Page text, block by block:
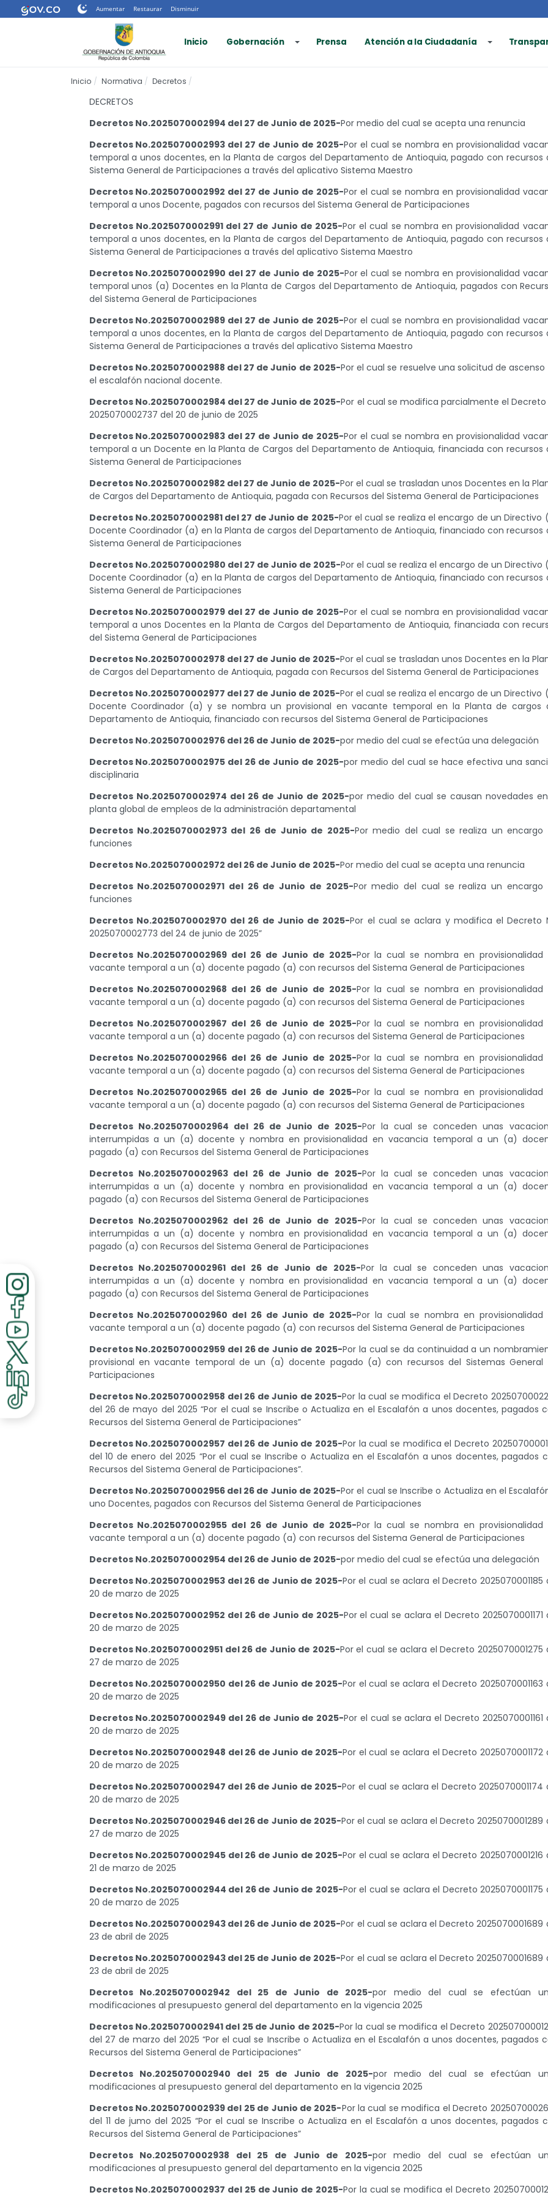
Nota:
este
Aumentar Restaurar Disminuir
Inicio Gobernación Prensa Atención a la Ciudadanía
Inicio Normativa Decretos
DECRETOS
Decretos No.2025070002994 del 27 de Junio de 2025-Por medio del cual se acepta una renuncia
Decretos No.2025070002993 del 27 de Junio de 2025-Por el cual se nombra en provisionalidad
temporal a unos docentes, en la Planta de cargos del Departamento de Antioquia, pagado con recursos
Sistema General de Participaciones a través del aplicativo Sistema Maestro
Decretos No.2025070002992 del 27 de Junio de 2025-Por el cual se nombra en provisionalidad
temporal a unos Docente, pagados con recursos del Sistema General de Participaciones
Decretos No.2025070002991 del 27 de Junio de 2025-Por el cual se nombra en provisionalidad
temporal a unos docentes, en la Planta de cargos del Departamento de Antioquia, pagado con recursos
Sistema General de Participaciones a través del aplicativo Sistema Maestro
Decretos No.2025070002990 del 27 de Junio de 2025-Por el cual se nombra en provisionalidad
temporal unos (a) Docentes en la Planta de Cargos del Departamento de Antioquia, pagados con
del Sistema General de Participaciones
Decretos No.2025070002989 del 27 de Junio de 2025-Por el cual se nombra en provisionalidad
temporal a unos docentes, en la Planta de cargos del Departamento de Antioquia, pagado con recursos
Sistema General de Participaciones a través del aplicativo Sistema Maestro
Decretos No.2025070002988 del 27 de Junio de 2025-Por el cual se resuelve una solicitud de ascenso
el escalafón nacional docente.
Decretos No.2025070002984 del 27 de Junio de 2025-Por el cual se modifica parcialmente el Decreto
2025070002737 del 20 de junio de 2025
Decretos No.2025070002983 del 27 de Junio de 2025-Por el cual se nombra en provisionalidad
temporal a un Docente en la Planta de Cargos del Departamento de Antioquia, financiada con recursos
Sistema General de Participaciones
Decretos No.2025070002982 del 27 de Junio de 2025-Por el cual se trasladan unos Docentes en la
de Cargos del Departamento de Antioquia, pagada con Recursos del Sistema General de Participaciones
Decretos No.2025070002981 del 27 de Junio de 2025-Por el cual se realiza el encargo de un Directivo
Docente Coordinador (a) en la Planta de cargos del Departamento de Antioquia, financiado con recursos
Sistema General de Participaciones
Decretos No.2025070002980 del 27 de Junio de 2025-Por el cual se realiza el encargo de un Directivo
Docente Coordinador (a) en la Planta de cargos del Departamento de Antioquia, financiado con recursos
Sistema General de Participaciones
Decretos No.2025070002979 del 27 de Junio de 2025-Por el cual se nombra en provisionalidad
temporal a unos Docentes en la Planta de Cargos del Departamento de Antioquia, financiada con
del Sistema General de Participaciones
Decretos No.2025070002978 del 27 de Junio de 2025-Por el cual se trasladan unos Docentes en la
de Cargos del Departamento de Antioquia, pagada con Recursos del Sistema General de Participaciones
Decretos No.2025070002977 del 27 de Junio de 2025-Por el cual se realiza el encargo de un Directivo
Docente Coordinador (a) y se nombra un provisional en vacante temporal en la Planta de cargos
Departamento de Antioquia, financiado con recursos del Sistema General de Participaciones
Decretos No.2025070002976 del 26 de Junio de 2025-por medio del cual se efectúa una delegación
Decretos No.2025070002975 del 26 de Junio de 2025-por medio del cual se hace efectiva una
disciplinaria
Decretos No.2025070002974 del 26 de Junio de 2025-por medio del cual se causan novedades
planta global de empleos de la administración departamental
Decretos No.2025070002973 del 26 de Junio de 2025-Por medio del cual se realiza un encargo
funciones
Decretos No.2025070002972 del 26 de Junio de 2025-Por medio del cual se acepta una renuncia
Decretos No.2025070002971 del 26 de Junio de 2025-Por medio del cual se realiza un encargo
funciones
Decretos No.2025070002970 del 26 de Junio de 2025-Por el cual se aclara y modifica el Decreto
2025070002773 del 24 de junio de 2025”
Decretos No.2025070002969 del 26 de Junio de 2025-Por la cual se nombra en provisionalidad
vacante temporal a un (a) docente pagado (a) con recursos del Sistema General de Participaciones
Decretos No.2025070002968 del 26 de Junio de 2025-Por la cual se nombra en provisionalidad
vacante temporal a un (a) docente pagado (a) con recursos del Sistema General de Participaciones
Decretos No.2025070002967 del 26 de Junio de 2025-Por la cual se nombra en provisionalidad
vacante temporal a un (a) docente pagado (a) con recursos del Sistema General de Participaciones
Decretos No.2025070002966 del 26 de Junio de 2025-Por la cual se nombra en provisionalidad
vacante temporal a un (a) docente pagado (a) con recursos del Sistema General de Participaciones
Decretos No.2025070002965 del 26 de Junio de 2025-Por la cual se nombra en provisionalidad
vacante temporal a un (a) docente pagado (a) con recursos del Sistema General de Participaciones
Decretos No.2025070002964 del 26 de Junio de 2025-Por la cual se conceden unas
interrumpidas a un (a) docente y nombra en provisionalidad en vacancia temporal a un (a)
pagado (a) con Recursos del Sistema General de Participaciones
Decretos No.2025070002963 del 26 de Junio de 2025-Por la cual se conceden unas
interrumpidas a un (a) docente y nombra en provisionalidad en vacancia temporal a un (a)
pagado (a) con Recursos del Sistema General de Participaciones
Decretos No.2025070002962 del 26 de Junio de 2025-Por la cual se conceden unas
interrumpidas a un (a) docente y nombra en provisionalidad en vacancia temporal a un (a)
pagado (a) con Recursos del Sistema General de Participaciones
Decretos No.2025070002961 del 26 de Junio de 2025-Por la cual se conceden unas
interrumpidas a un (a) docente y nombra en provisionalidad en vacancia temporal a un (a)
pagado (a) con Recursos del Sistema General de Participaciones
Decretos No.2025070002960 del 26 de Junio de 2025-Por la cual se nombra en provisionalidad
vacante temporal a un (a) docente pagado (a) con recursos del Sistema General de Participaciones
Decretos No.2025070002959 del 26 de Junio de 2025-Por la cual se da continuidad a un
provisional en vacante temporal de un (a) docente pagado (a) con recursos del Sistemas General
Participaciones
Decretos No.2025070002958 del 26 de Junio de 2025-Por la cual se modifica el Decreto
del 26 de mayo del 2025 “Por el cual se Inscribe o Actualiza en el Escalafón a unos docentes, pagados
Recursos del Sistema General de Participaciones”
Decretos No.2025070002957 del 26 de Junio de 2025-Por la cual se modifica el Decreto
del 10 de enero del 2025 “Por el cual se Inscribe o Actualiza en el Escalafón a unos docentes, pagados
Recursos del Sistema General de Participaciones”.
Decretos No.2025070002956 del 26 de Junio de 2025-Por el cual se Inscribe o Actualiza en el
uno Docentes, pagados con Recursos del Sistema General de Participaciones
Decretos No.2025070002955 del 26 de Junio de 2025-Por la cual se nombra en provisionalidad
vacante temporal a un (a) docente pagado (a) con recursos del Sistema General de Participaciones
Decretos No.2025070002954 del 26 de Junio de 2025-por medio del cual se efectúa una delegación
Decretos No.2025070002953 del 26 de Junio de 2025-Por el cual se aclara el Decreto 2025070001185
20 de marzo de 2025
Decretos No.2025070002952 del 26 de Junio de 2025-Por el cual se aclara el Decreto 2025070001171
20 de marzo de 2025
Decretos No.2025070002951 del 26 de Junio de 2025-Por el cual se aclara el Decreto 2025070001275
27 de marzo de 2025
Decretos No.2025070002950 del 26 de Junio de 2025-Por el cual se aclara el Decreto 2025070001163
20 de marzo de 2025
Decretos No.2025070002949 del 26 de Junio de 2025-Por el cual se aclara el Decreto 2025070001161
20 de marzo de 2025
Decretos No.2025070002948 del 26 de Junio de 2025-Por el cual se aclara el Decreto 2025070001172
20 de marzo de 2025
Decretos No.2025070002947 del 26 de Junio de 2025-Por el cual se aclara el Decreto 2025070001174
20 de marzo de 2025
Decretos No.2025070002946 del 26 de Junio de 2025-Por el cual se aclara el Decreto 2025070001289
27 de marzo de 2025
Decretos No.2025070002945 del 26 de Junio de 2025-Por el cual se aclara el Decreto 2025070001216
21 de marzo de 2025
Decretos No.2025070002944 del 26 de Junio de 2025-Por el cual se aclara el Decreto 2025070001175
20 de marzo de 2025
Decretos No.2025070002943 del 26 de Junio de 2025-Por el cual se aclara el Decreto 2025070001689
23 de abril de 2025
Decretos No.2025070002943 del 25 de Junio de 2025-Por el cual se aclara el Decreto 2025070001689
23 de abril de 2025
Decretos No.2025070002942 del 25 de Junio de 2025-por medio del cual se efectúan
modificaciones al presupuesto general del departamento en la vigencia 2025
Decretos No.2025070002941 del 25 de Junio de 2025-Por la cual se modifica el Decreto
del 27 de marzo del 2025 “Por el cual se Inscribe o Actualiza en el Escalafón a unos docentes, pagados
Recursos del Sistema General de Participaciones”
Decretos No.2025070002940 del 25 de Junio de 2025-por medio del cual se efectúan
modificaciones al presupuesto general del departamento en la vigencia 2025
Decretos No.2025070002939 del 25 de Junio de 2025-Por la cual se modifica el Decreto
del 11 de jumo del 2025 “Por el cual se Inscribe o Actualiza en el Escalafón a unos docentes, pagados
Recursos del Sistema General de Participaciones”
Decretos No.2025070002938 del 25 de Junio de 2025-por medio del cual se efectúan
modificaciones al presupuesto general del departamento en la vigencia 2025
Decretos No.2025070002937 del 25 de Junio de 2025-Por la cual se modifica el Decreto